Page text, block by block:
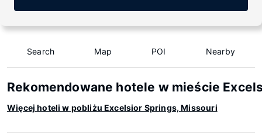
Search Map POI Nearby
Rekomendowane hotele w mieście
Więcej hoteli w pobliżu Excelsior Springs, Missouri